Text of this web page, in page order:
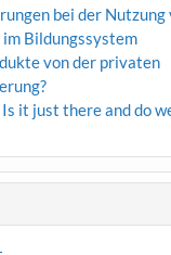
bei der Nutzung
im Bildungssystem
von der privaten
it just there and do